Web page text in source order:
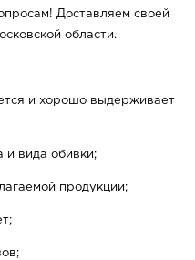
Доставляем своей
области.
и хорошо выдерживает
и вида обивки;
продукции;